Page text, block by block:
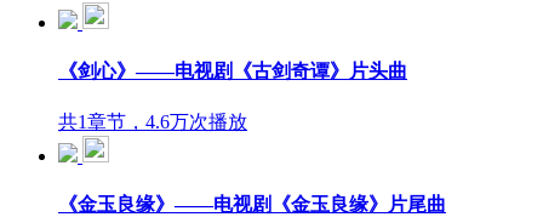
《剑心》——电视剧《古剑奇谭》片头曲
共1章节，4.6万次播放
《金玉良缘》——电视剧《金玉良缘》片尾曲